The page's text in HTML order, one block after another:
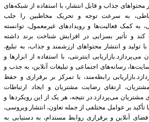
جذاب و قابل انتشار، با استفاده از شبکه‌های
به سرعت توجه و تحریک مخاطبین را جلب
به کمک فعالیت‌ها و رویدادهای غیرمعمول، توانسته
و تأثیر بسزایی در افزایش شناخت برند داشته
با تولید و انتشار محتواهای ارزشمند و جذاب، به تبلیغ،
اینترنتی، با استفاده از ابزارها و
رسانه‌های اجتماعی و تبلیغات آنلاین، به جذب و
رابطه‌مند، با تمرکز بر برقراری و حفظ
ارتقای رضایت مشتریان و ایجاد ارتباطات
می‌پردازد.در نتیجه، هر یک از این رویکردها و
تأکید بر عوامل مختلفی از جمله تعاون، انتشار ویروسی،
فضای آنلاین و برقراری روابط مستدام، به دستیابی به